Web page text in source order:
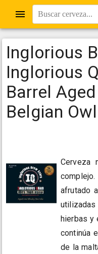
Buscar cerveza...
Inglorious
Inglorious
Barrel
Belgian Owl
Cerveza
afrutado
hierbas y
continúa
de la